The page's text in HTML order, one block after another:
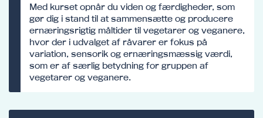
Med kurset opnår du viden og færdigheder, som
gør dig i stand til at sammensætte og producere
ernæringsrigtig måltider til vegetarer og veganere,
hvor der i udvalget af råvarer er fokus på
variation, sensorik og ernæringsmæssig værdi,
som er af særlig betydning for gruppen af
vegetarer og veganere.